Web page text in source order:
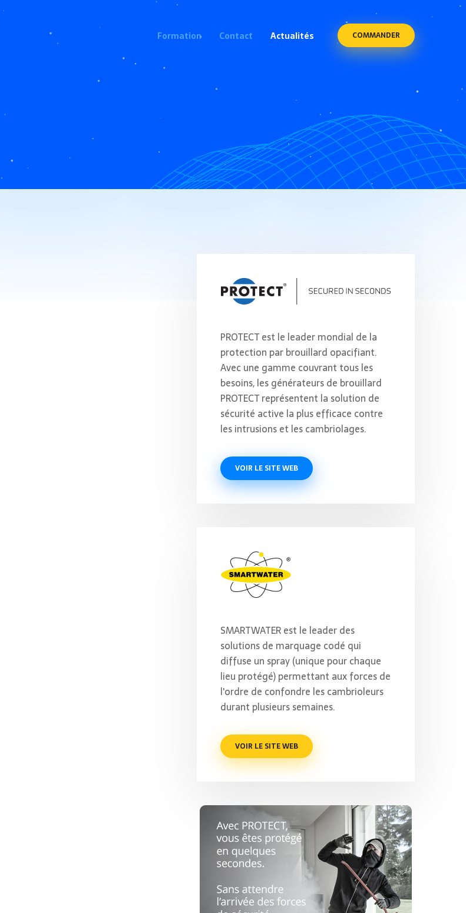
COMMANDER
Formation Contact Actualités
PROTECT est le leader mondial de la
protection par brouillard opacifiant.
Avec une gamme couvrant tous les
besoins, les générateurs de brouillard
PROTECT représentent la solution de
sécurité active la plus efficace contre
les intrusions et les cambriolages.
VOIR LE SITE WEB
SMARTWATER est le leader des
solutions de marquage codé qui
diffuse un spray (unique pour chaque
lieu protégé) permettant aux forces de
l'ordre de confondre les cambrioleurs
durant plusieurs semaines.
VOIR LE SITE WEB